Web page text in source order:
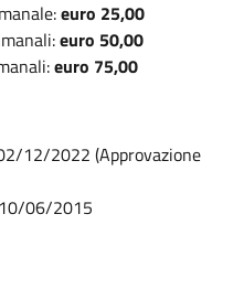
euro 25,00
euro 50,00
euro 75,00
12/2022 (Approvazione
06/2015